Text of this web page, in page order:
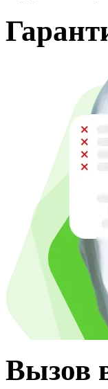
Вызов